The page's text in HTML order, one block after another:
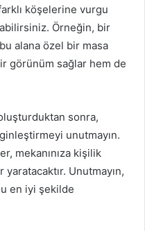
köşelerine vurgu
Örneğin, bir
alana özel bir masa
görünüm sağlar hem de
sonra,
unutmayın.
mekanınıza kişilik
Unutmayın,
en iyi şekilde